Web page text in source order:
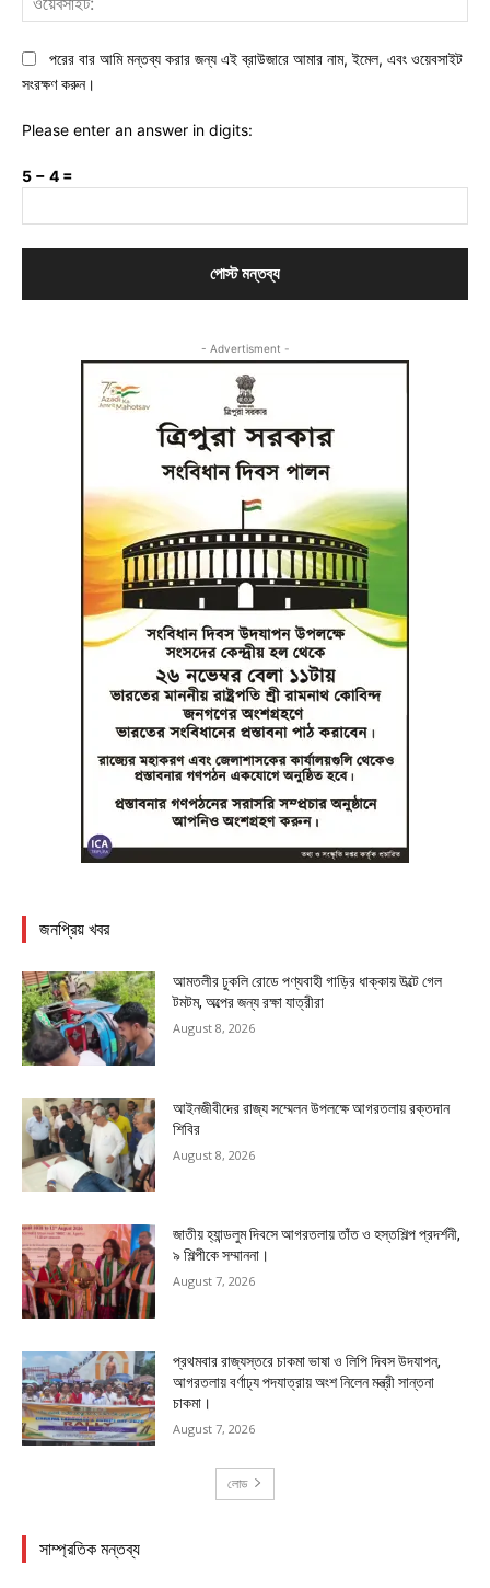
পরের বার আমি মন্তব্য করার জন্য এই ব্রাউজারে আমার নাম, ইমেল, এবং ওয়েবসাইট
সংরক্ষণ করুন।
Please enter an answer in digits:
5 − 4 =
- Advertisment -
জনপ্রিয় খবর
আমতলীর ঢুকলি রোডে পণ্যবাহী গাড়ির ধাক্কায় উল্টে গেল
টমটম, অল্পের জন্য রক্ষা যাত্রীরা
August 8, 2026
আইনজীবীদের রাজ্য সম্মেলন উপলক্ষে আগরতলায় রক্তদান
শিবির
August 8, 2026
জাতীয় হ্যান্ডলুম দিবসে আগরতলায় তাঁত ও হস্তশিল্প প্রদর্শনী,
৯ শিল্পীকে সম্মাননা।
August 7, 2026
প্রথমবার রাজ্যস্তরে চাকমা ভাষা ও লিপি দিবস উদযাপন,
আগরতলায় বর্ণাঢ্য পদযাত্রায় অংশ নিলেন মন্ত্রী সান্তনা
চাকমা।
August 7, 2026
লোড
সাম্প্রতিক মন্তব্য